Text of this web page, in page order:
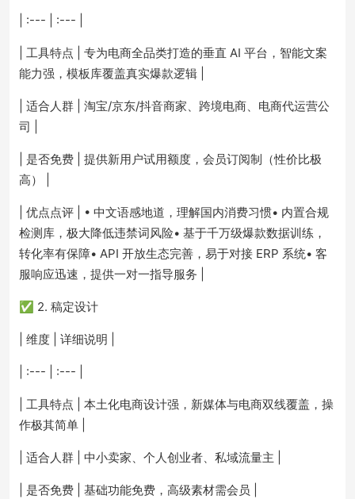
| :--- | :--- |
| 工具特点 | 专为电商全品类打造的垂直 AI 平台，智能文案
能力强，模板库覆盖真实爆款逻辑 |
| 适合人群 | 淘宝/京东/抖音商家、跨境电商、电商代运营公
司 |
| 是否免费 | 提供新用户试用额度，会员订阅制（性价比极
高） |
| 优点点评 | • 中文语感地道，理解国内消费习惯• 内置合规
检测库，极大降低违禁词风险• 基于千万级爆款数据训练，
转化率有保障• API 开放生态完善，易于对接 ERP 系统• 客
服响应迅速，提供一对一指导服务 |
✅ 2. 稿定设计
| 维度 | 详细说明 |
| :--- | :--- |
| 工具特点 | 本土化电商设计强，新媒体与电商双线覆盖，操
作极其简单 |
| 适合人群 | 中小卖家、个人创业者、私域流量主 |
| 是否免费 | 基础功能免费，高级素材需会员 |